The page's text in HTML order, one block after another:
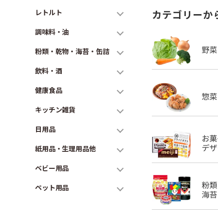
レトルト
調味料・油
粉類・乾物・海苔・缶詰
飲料・酒
健康食品
キッチン雑貨
日用品
紙用品・生理用品他
ベビー用品
ペット用品
カテゴリーか